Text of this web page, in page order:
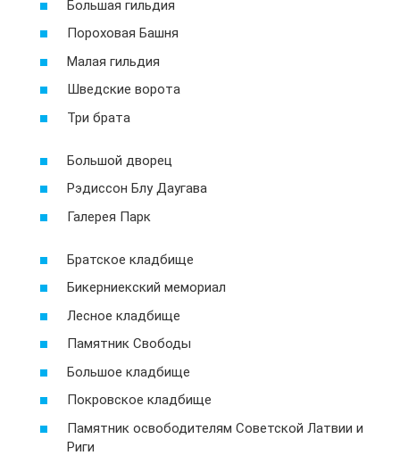
Большая гильдия
Пороховая Башня
Малая гильдия
Шведские ворота
Три брата
Большой дворец
Рэдиссон Блу Даугава
Галерея Парк
Братское кладбище
Бикерниекский мемориал
Лесное кладбище
Памятник Свободы
Большое кладбище
Покровское кладбище
Памятник освободителям Советской Латвии и
Риги